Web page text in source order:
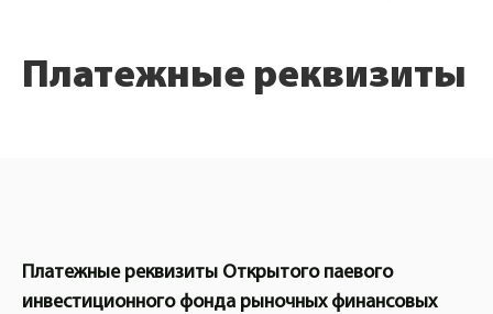
Платежные реквизиты
Платежные реквизиты Открытого паевого
инвестиционного фонда рыночных финансовых